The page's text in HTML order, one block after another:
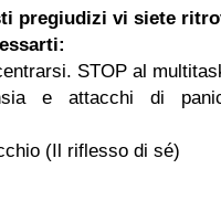
pregiudizi vi siete
STOP al
e attacchi di
(Il riflesso di sé)